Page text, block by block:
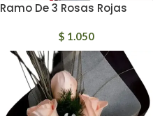
Ramo De 3 Rosas Rojas
$ 1.050